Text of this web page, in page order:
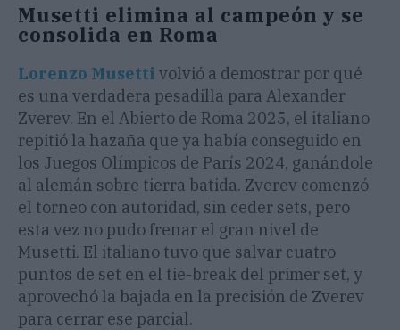
Musetti elimina al campeón y se
consolida en Roma
Lorenzo Musetti volvió a demostrar por qué
es una verdadera pesadilla para Alexander
Zverev. En el Abierto de Roma 2025, el italiano
repitió la hazaña que ya había conseguido en
los Juegos Olímpicos de París 2024, ganándole
al alemán sobre tierra batida. Zverev comenzó
el torneo con autoridad, sin ceder sets, pero
esta vez no pudo frenar el gran nivel de
Musetti. El italiano tuvo que salvar cuatro
puntos de set en el tie-break del primer set, y
aprovechó la bajada en la precisión de Zverev
para cerrar ese parcial.